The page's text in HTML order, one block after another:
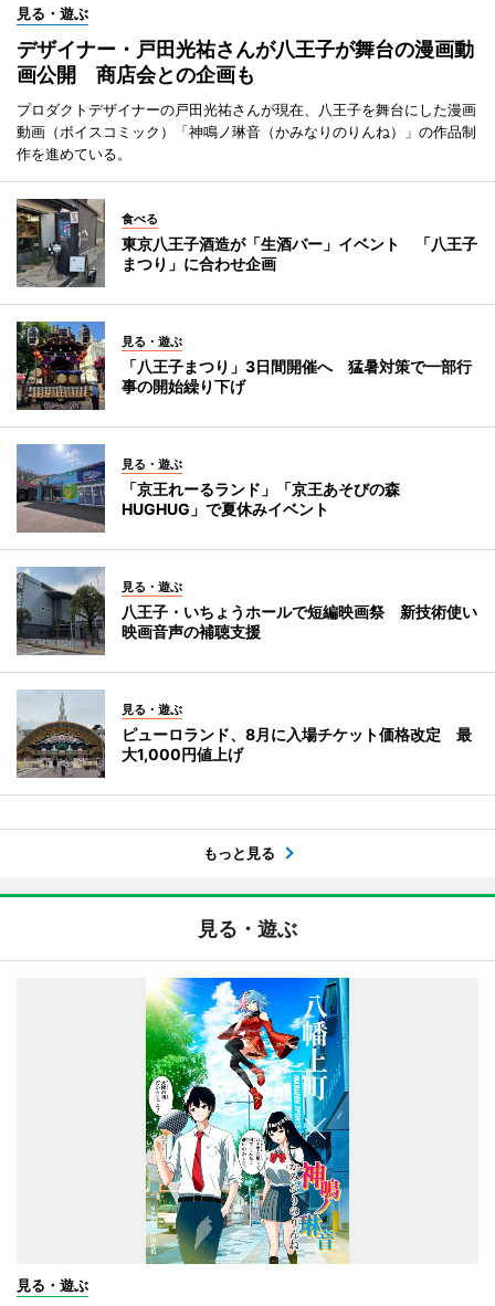
見る・遊ぶ
デザイナー・戸田光祐さんが八王子が舞台の漫画動
画公開 商店会との企画も
プロダクトデザイナーの戸田光祐さんが現在、八王子を舞台にした漫画
動画（ボイスコミック）「神鳴ノ琳音（かみなりのりんね）」の作品制
作を進めている。
食べる
東京八王子酒造が「生酒バー」イベント 「八王子
まつり」に合わせ企画
見る・遊ぶ
「八王子まつり」3日間開催へ 猛暑対策で一部行
事の開始繰り下げ
見る・遊ぶ
「京王れーるランド」「京王あそびの森
HUGHUG」で夏休みイベント
見る・遊ぶ
八王子・いちょうホールで短編映画祭 新技術使い
映画音声の補聴支援
見る・遊ぶ
ピューロランド、8月に入場チケット価格改定 最
大1,000円値上げ
もっと見る
見る・遊ぶ
見る・遊ぶ